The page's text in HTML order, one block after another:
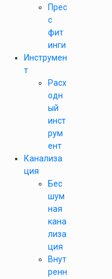
Прес
с
фит
инги
Инструмен
т
Расх
одн
ый
инст
рум
ент
Канализа
ция
Бес
шум
ная
кана
лиза
ция
Внут
ренн